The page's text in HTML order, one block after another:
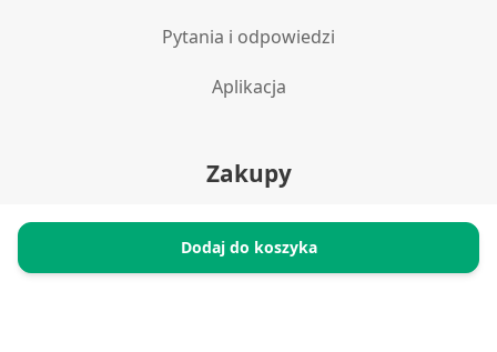
Dodaj do koszyka
Pytania i odpowiedzi
Aplikacja
Zakupy
Polityka prywatności
Reklamacje i zwroty